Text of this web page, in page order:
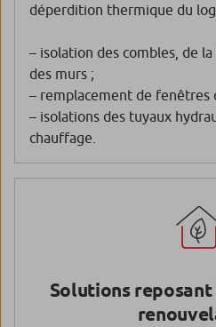
déperdition thermique du
– isolation des combles, de
des murs ;
– remplacement de fenêtres
– isolations des tuyaux
chauffage.
Solutions reposant